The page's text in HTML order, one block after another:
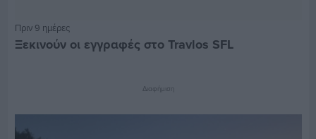
Πριν 9 ημέρες
Ξεκινούν οι εγγραφές στο Travlos SFL
Διαφήμιση